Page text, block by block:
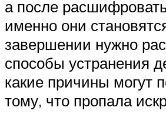
а после
именно они
завершении нужно
способы устранения
какие причины могут
тому, что пропала